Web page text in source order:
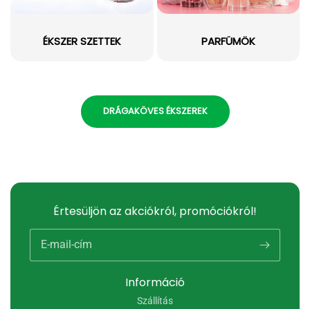
ÉKSZER SZETTEK PARFÜMÖK
DRÁGAKÖVES ÉKSZEREK
Információ
Szállítás
Értesüljön az akciókról, promóciókról!
E-mail-cím